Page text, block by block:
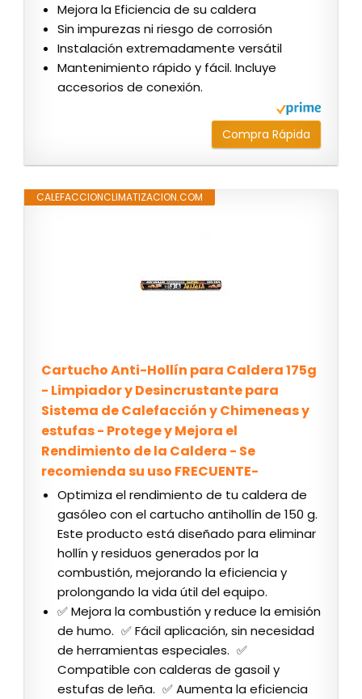
Mejora la Eficiencia de su caldera
Sin impurezas ni riesgo de corrosión
Instalación extremadamente versátil
Mantenimiento rápido y fácil. Incluye
accesorios de conexión.
Compra Rápida
CALEFACCIONCLIMATIZACION.COM
Cartucho Anti-Hollín para Caldera 175g
- Limpiador y Desincrustante para
Sistema de Calefacción y Chimeneas y
estufas - Protege y Mejora el
Rendimiento de la Caldera - Se
recomienda su uso FRECUENTE-
Optimiza el rendimiento de tu caldera de
gasóleo con el cartucho antihollín de 150 g.
Este producto está diseñado para eliminar
hollín y residuos generados por la
combustión, mejorando la eficiencia y
prolongando la vida útil del equipo.
✅ Mejora la combustión y reduce la emisión
de humo. ✅ Fácil aplicación, sin necesidad
de herramientas especiales. ✅
Compatible con calderas de gasoil y
estufas de leña. ✅ Aumenta la eficiencia